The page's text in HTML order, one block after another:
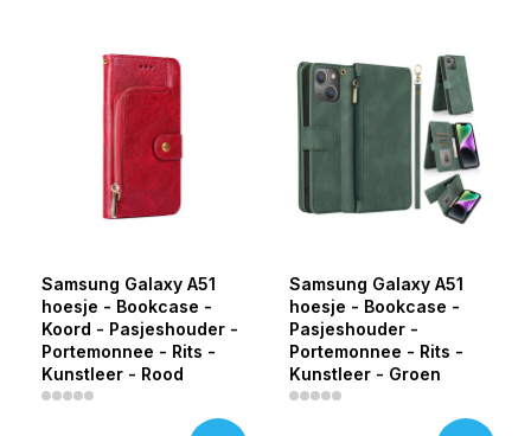
Samsung Galaxy A51
hoesje - Bookcase -
Koord - Pasjeshouder -
Portemonnee - Rits -
Kunstleer - Rood
Samsung Galaxy A51
hoesje - Bookcase -
Pasjeshouder -
Portemonnee - Rits -
Kunstleer - Groen